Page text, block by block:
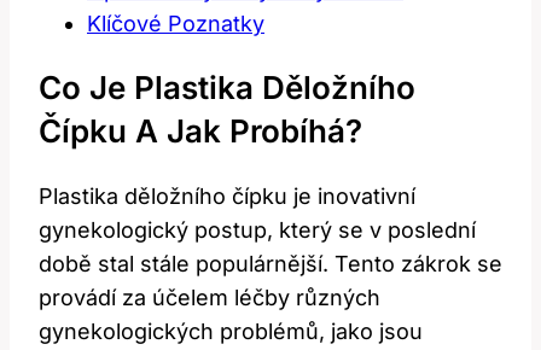
Klíčové Poznatky
Co Je Plastika Děložního
Čípku A Jak Probíhá?
Plastika děložního čípku je inovativní
gynekologický postup, který se v poslední
době stal stále populárnější. Tento zákrok se
provádí za účelem léčby různých
gynekologických problémů, jako jsou